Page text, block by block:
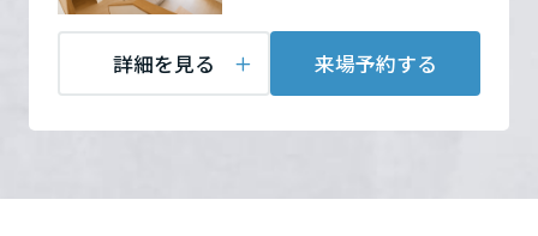
多彩な動画やこだわりが詰まった建築実例、注目の最新情報など、住
まいづくりを楽しく学べるデジタルラウンジです。
障がい者採用
ウエルネス事業
詳細を見る 来場予約する
群馬県
埼玉県
お問い合
わせ
電話：
定休日：ご見学ご希望の方
は、お電話またはメールに
担当者：担当：中南信営業